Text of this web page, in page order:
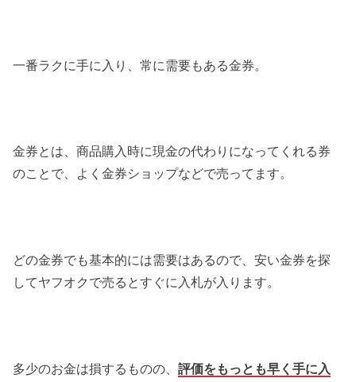
一番ラクに手に入り、常に需要もある金券。
金券とは、商品購入時に現金の代わりになってくれる券
のことで、よく金券ショップなどで売ってます。
どの金券でも基本的には需要はあるので、安い金券を探
してヤフオクで売るとすぐに入札が入ります。
多少のお金は損するものの、評価をもっとも早く手に入